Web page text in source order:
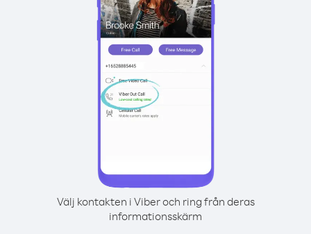
Välj kontakten i Viber och ring från deras
informationsskärm